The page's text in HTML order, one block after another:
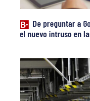
De preguntar a
el nuevo intruso en